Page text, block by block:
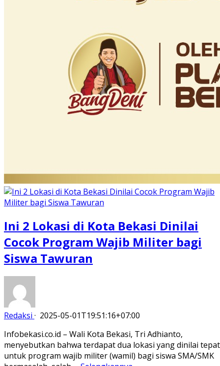
Ini 2 Lokasi di Kota Bekasi Dinilai
Cocok Program Wajib Militer bagi
Siswa Tawuran
Redaksi · 2025-05-01T19:51:16+07:00
Infobekasi.co.id – Wali Kota Bekasi, Tri Adhianto,
menyebutkan bahwa terdapat dua lokasi yang dinilai tepat
untuk program wajib militer (wamil) bagi siswa SMA/SMK